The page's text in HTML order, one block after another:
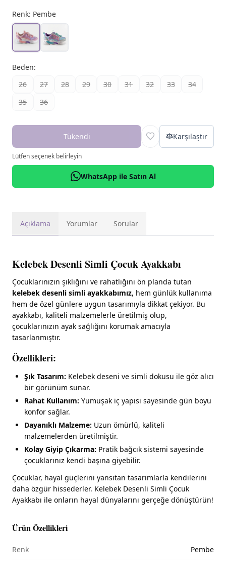
Renk: Pembe
Beden:
26
27 28 29 30 31 32 33
34
35
36
Tükendi Karşılaştır
Lütfen seçenek belirleyin
WhatsApp ile Satın Al
Açıklama Yorumlar Sorular
Kelebek Desenli Simli Çocuk Ayakkabı
Çocuklarınızın şıklığını ve rahatlığını ön planda tutan
kelebek desenli simli ayakkabımız, hem günlük kullanıma
hem de özel günlere uygun tasarımıyla dikkat çekiyor. Bu
ayakkabı, kaliteli malzemelerle üretilmiş olup,
çocuklarınızın ayak sağlığını korumak amacıyla
tasarlanmıştır.
Özellikleri:
Şık Tasarım: Kelebek deseni ve simli dokusu ile göz alıcı
bir görünüm sunar.
Rahat Kullanım: Yumuşak iç yapısı sayesinde gün boyu
konfor sağlar.
Dayanıklı Malzeme: Uzun ömürlü, kaliteli
malzemelerden üretilmiştir.
Kolay Giyip Çıkarma: Pratik bağcık sistemi sayesinde
çocuklarınız kendi başına giyebilir.
Çocuklar, hayal güçlerini yansıtan tasarımlarla kendilerini
daha özgür hissederler. Kelebek Desenli Simli Çocuk
Ayakkabı ile onların hayal dünyalarını gerçeğe dönüştürün!
Ürün Özellikleri
Renk Pembe